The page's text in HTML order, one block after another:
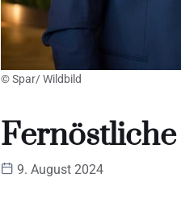
© Spar/ Wildbild
9. August 2024